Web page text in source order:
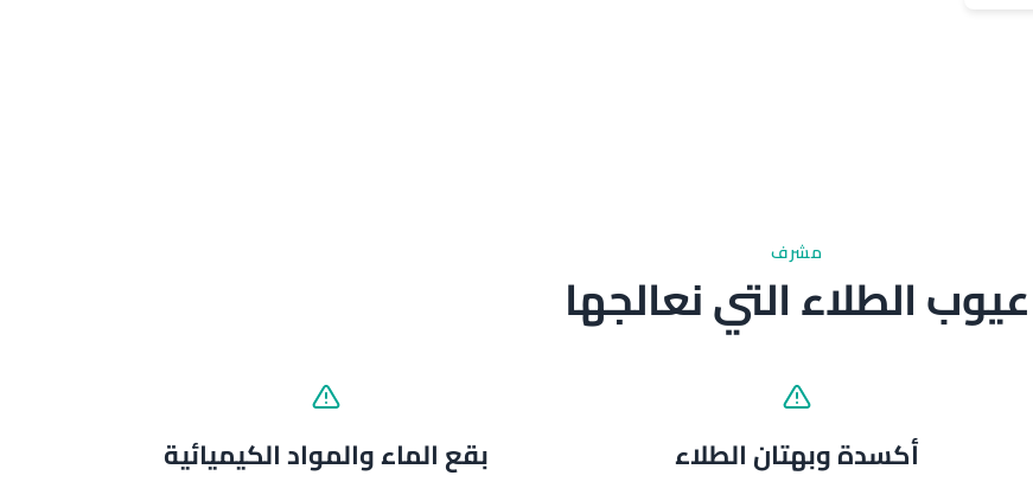
مشرف
عيوب الطلاء التي نعالجها
أكسدة وبهتان الطلاء بقع الماء والمواد الكيميائية